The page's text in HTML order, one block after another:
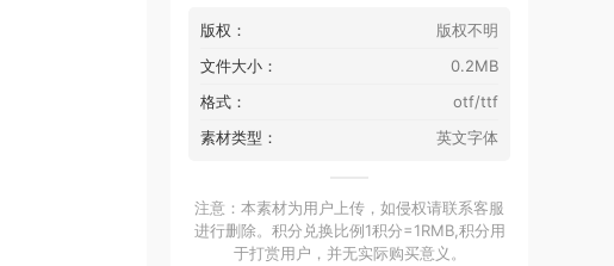
版权：
版权不明
文件大小：
0.2MB
格式：
otf/ttf
素材类型：
英文字体
注意：本素材为用户上传，如侵权请联系客服
进行删除。积分兑换比例1积分=1RMB,积分用
于打赏用户，并无实际购买意义。